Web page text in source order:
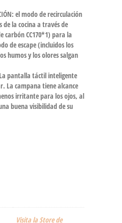
el modo de recirculación
la cocina a través de
CC170*1) para la
de escape (incluidos los
humos y los olores salgan
La pantalla táctil inteligente
La campana tiene alcance
irritante para los ojos, al
buena visibilidad de su
Visita la Store de